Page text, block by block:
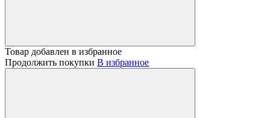
Товар добавлен в избранное
Продолжить покупки В избранное